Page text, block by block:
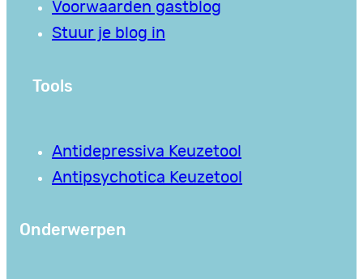
Voorwaarden gastblog
Stuur je blog in
Tools
Antidepressiva Keuzetool
Antipsychotica Keuzetool
Onderwerpen